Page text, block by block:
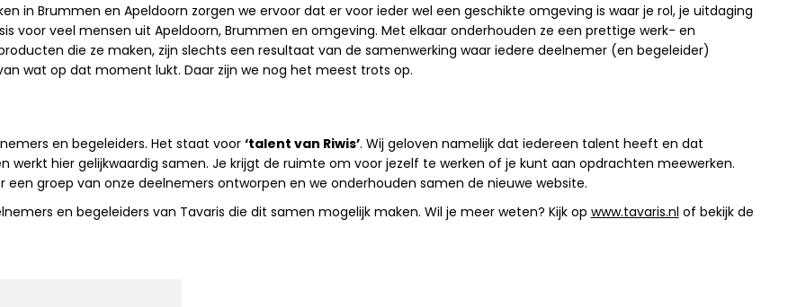
in Brummen en Apeldoorn zorgen we ervoor dat er voor ieder wel een geschikte omgeving is waar je rol, je uitdaging
voor veel mensen uit Apeldoorn, Brummen en omgeving. Met elkaar onderhouden ze een prettige werk- en
die ze maken, zijn slechts een resultaat van de samenwerking waar iedere deelnemer (en begeleider)
wat op dat moment lukt. Daar zijn we nog het meest trots op.
en begeleiders. Het staat voor ‘talent van Riwis’. Wij geloven namelijk dat iedereen talent heeft en dat
werkt hier gelijkwaardig samen. Je krijgt de ruimte om voor jezelf te werken of je kunt aan opdrachten meewerken.
een groep van onze deelnemers ontworpen en we onderhouden samen de nieuwe website.
en begeleiders van Tavaris die dit samen mogelijk maken. Wil je meer weten? Kijk op www.tavaris.nl of bekijk de